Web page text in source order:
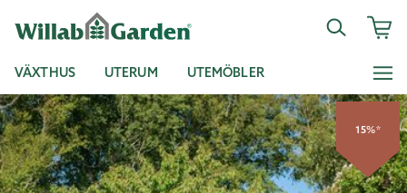
VÄXTHUS UTERUM UTEMÖBLER
15%*